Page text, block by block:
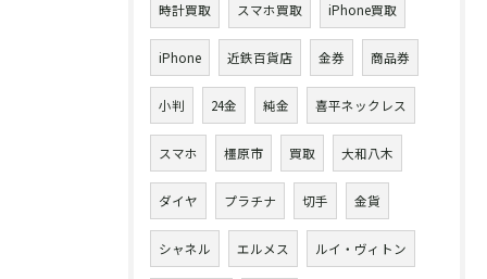
時計買取 スマホ買取 iPhone買取
iPhone 近鉄百貨店 金券 商品券
小判 24金 純金 喜平ネックレス
スマホ 橿原市 買取 大和八木
ダイヤ プラチナ 切手 金貨
シャネル エルメス ルイ・ヴィトン